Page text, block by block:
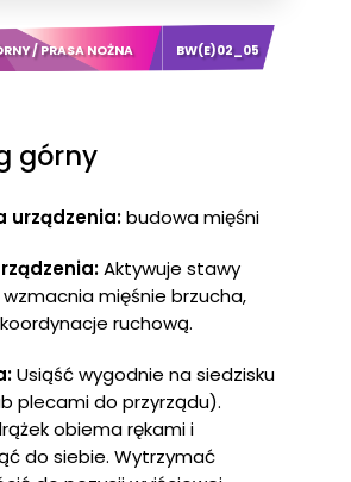
/ PRASA NOŻNA BW(E)02_05
górny
urządzenia:budowa mięśni
Aktywuje stawy
mięśnie brzucha,
ruchową.
Usiąść wygodnie na siedzisku
plecami do przyrządu).
obiema rękami i
do siebie. Wytrzymać